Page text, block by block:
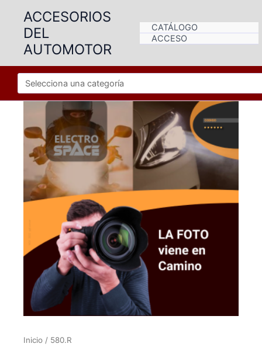
contenido
ACCESORIOS
DEL
AUTOMOTOR
CATÁLOGO
ACCESO
Inicio / 580.R